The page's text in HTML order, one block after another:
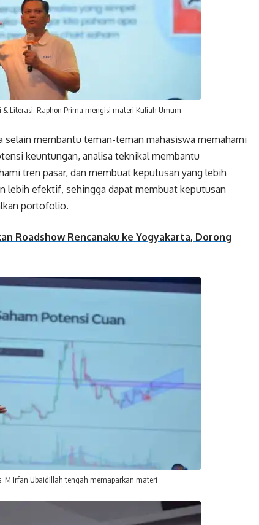
& Literasi, Raphon Prima mengisi materi Kuliah Umum.
selain membantu teman-teman mahasiswa memahami
keuntungan, analisa teknikal membantu
tren pasar, dan membuat keputusan yang lebih
lebih efektif, sehingga dapat membuat keputusan
portofolio.
Roadshow Rencanaku ke Yogyakarta, Dorong
M Irfan Ubaidillah tengah memaparkan materi